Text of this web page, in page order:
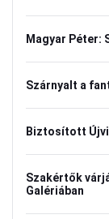
Magyar Péter:
Szárnyalt a
Biztosított
Szakértők
Galériában